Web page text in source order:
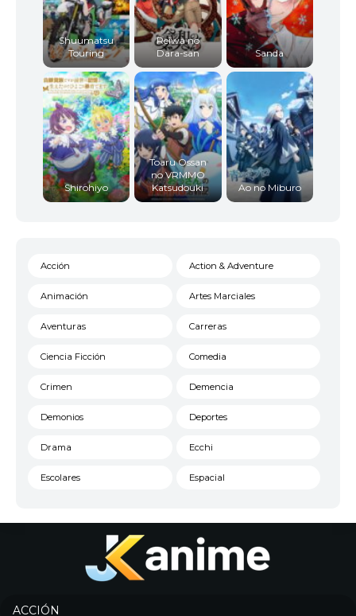
Shuumatsu
Touring
Reiwa no
Dara-san
Sanda
Shirohiyo
Toaru Ossan
no VRMMO
Katsudouki
Ao no Miburo
Acción Action & Adventure
Animación Artes Marciales
Aventuras Carreras
Ciencia Ficción Comedia
Crimen Demencia
Demonios Deportes
Drama Ecchi
Escolares Espacial
Historico
Josei
ACCIÓN